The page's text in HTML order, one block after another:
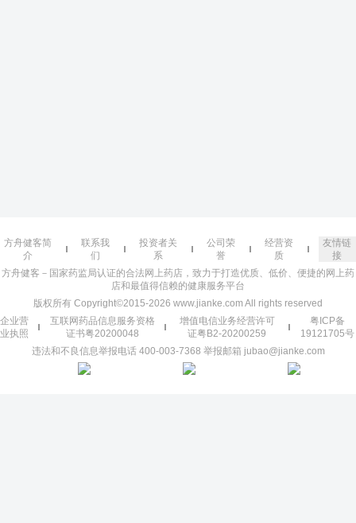
方舟健客简
介
联系我
们
投资者关
系
公司荣
誉
经营资
质
友情链
接
方舟健客－国家药监局认证的合法网上药店，致力于打造优质、低价、便捷的网上药
店和最值得信赖的健康服务平台
版权所有 Copyright©2015-2026 www.jianke.com All rights reserved
企业营
业执照
互联网药品信息服务资格
证书粤20200048
增值电信业务经营许可
证粤B2-20200259
粤ICP备
19121705号
违法和不良信息举报电话 400-003-7368 举报邮箱 jubao@jianke.com